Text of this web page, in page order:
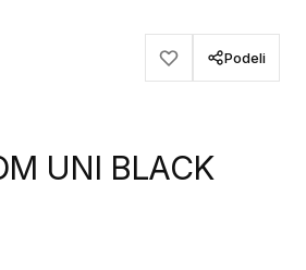
Podeli
UNI BLACK